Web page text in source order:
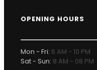
OPENING HOURS
Mon - Fri: 6 AM - 10 PM
Sat - Sun: 8 AM - 08 PM